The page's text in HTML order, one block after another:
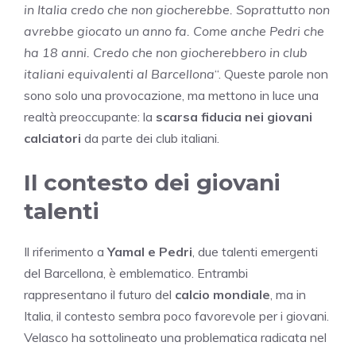
in Italia credo che non giocherebbe. Soprattutto non
avrebbe giocato un anno fa. Come anche Pedri che
ha 18 anni. Credo che non giocherebbero in club
italiani equivalenti al Barcellona“. Queste parole non
sono solo una provocazione, ma mettono in luce una
realtà preoccupante: la scarsa fiducia nei giovani
calciatori da parte dei club italiani.
Il contesto dei giovani
talenti
Il riferimento aYamal e Pedri , due talenti emergenti
del Barcellona, è emblematico. Entrambi
rappresentano il futuro del calcio mondiale , ma in
Italia, il contesto sembra poco favorevole per i giovani.
Velasco ha sottolineato una problematica radicata nel